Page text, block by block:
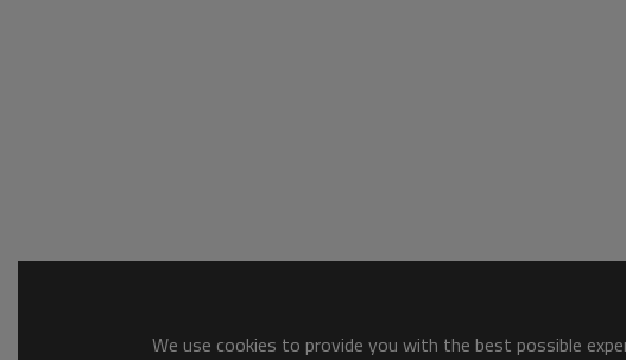
We use cookies to provide you with the best possible